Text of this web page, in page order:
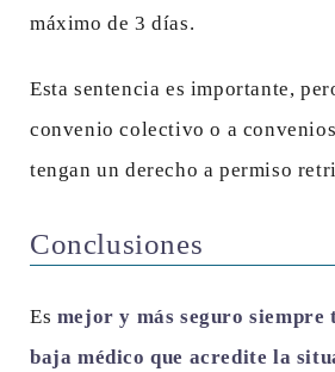
máximo de 3 días.
Esta sentencia es importante,
convenio colectivo o a
tengan un derecho a permiso
Conclusiones
Es mejor y más seguro siempre
baja médico que acredite la